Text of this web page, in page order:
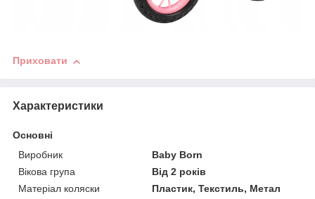
Приховати
Характеристики
Основні
Виробник
Baby Born
Вікова група
Від 2 років
Матеріал коляски
Пластик, Текстиль, Метал